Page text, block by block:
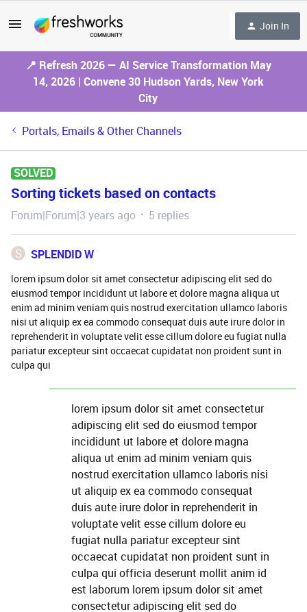
Join In
📍 Refresh 2026 — AI Service Transformation May
14, 2026 | Convene 30 Hudson Yards, New York
City
Portals, Emails & Other Channels
SOLVED
Sorting tickets based on contacts
Forum|Forum|3 years ago 5 replies
S SPLENDID W
lorem ipsum dolor sit amet consectetur adipiscing elit sed do
eiusmod tempor incididunt ut labore et dolore magna aliqua ut
enim ad minim veniam quis nostrud exercitation ullamco laboris
nisi ut aliquip ex ea commodo consequat duis aute irure dolor in
reprehenderit in voluptate velit esse cillum dolore eu fugiat nulla
pariatur excepteur sint occaecat cupidatat non proident sunt in
culpa qui
lorem ipsum dolor sit amet consectetur
adipiscing elit sed do eiusmod tempor
incididunt ut labore et dolore magna
aliqua ut enim ad minim veniam quis
nostrud exercitation ullamco laboris nisi
ut aliquip ex ea commodo consequat
duis aute irure dolor in reprehenderit in
voluptate velit esse cillum dolore eu
fugiat nulla pariatur excepteur sint
occaecat cupidatat non proident sunt in
culpa qui officia deserunt mollit anim id
est laborum lorem ipsum dolor sit amet
consectetur adipiscing elit sed do